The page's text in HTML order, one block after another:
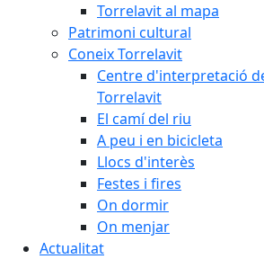
Torrelavit al mapa
Patrimoni cultural
Coneix Torrelavit
Centre d'interpretació
Torrelavit
El camí del riu
A peu i en bicicleta
Llocs d'interès
Festes i fires
On dormir
On menjar
Actualitat